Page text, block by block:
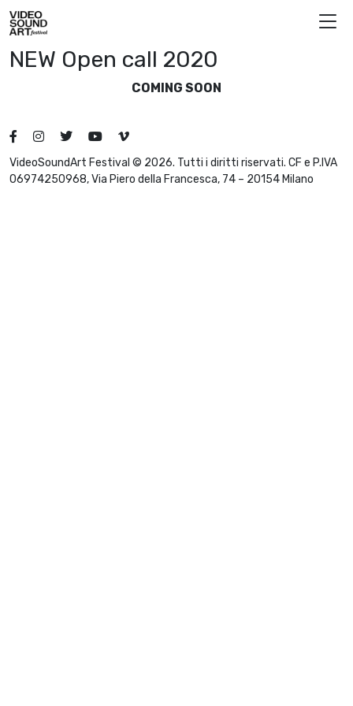
Vai al contenuto
Video Sound Art
NEW Open call 2020
COMING SOON
VideoSoundArt Festival © 2026. Tutti i diritti riservati. CF e P.IVA
06974250968, Via Piero della Francesca, 74 – 20154 Milano